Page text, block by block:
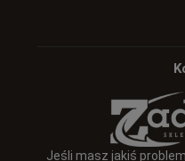
Jeśli masz jakiś